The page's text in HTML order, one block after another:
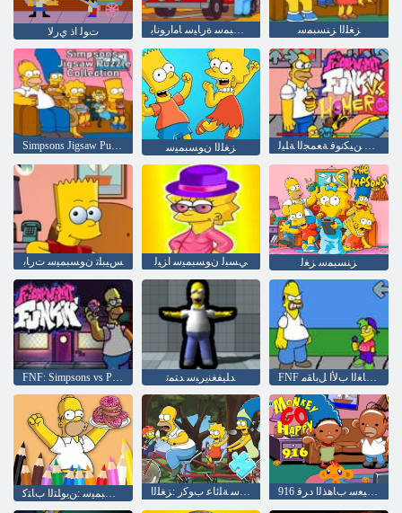
ﺕﻮﻟ ﺍﺫ ﻱﺭﻻ ﺰﻨﺴﺒﻤﺳ ﺓﺭﺎﻴﺳ ﺎﻣﺍﺭﻮﻧﺎﺑ ﺰﻐﻠﻟﺍ ﺰﻨﺴﺒﻤﺳ
Simpsons Jigsaw Puzzle ﺔﻋﻮﻤﺠﻣ ﺰﻐﻠﻟﺍ ﻥﻮﺴﺒﻤﻴﺳ ﻭﺮﻴﻣﻮﻫ ﻞﺑﺎﻘﻣ ﻦﻴﻜﻧﻮﻓ ﺔﻌﻤﺠﻟﺍ ﺔﻠﻴﻟ
ﺲﻴﺒﻠﺗ ﻥﻮﺴﺒﻤﻴﺳ ﺕﺭﺎﺑ ﻲﺴﺒﻟ ﻥﻮﺴﺒﻤﻴﺳ ﺍﺰﻴﻟ ﺰﻨﺴﺒﻤﺳ ﺰﻐﻟ
FNF: Simpsons vs Peppa Pig ﺔﻠﺋﺎﻋ ﻲﺴﻓﺎﻨﻣ ﺪﻠﻴﻔﻐﻨﻳﺮﺒﺳ ﺪﺘﻤﺗ FNF ﺐﺿﺎﻐﻟﺍ ﺏﻷ ﺍ ﻞﺑﺎﻘﻣ
ﻥﻮﺴﺒﻤﻴﺳ ﺔﻠﺋﺎﻋ ﺏﻮﻛﺭ :ﺰﻐﻠﻟﺍ 916 ﺔﻠﺣﺮﻤﻟﺍ ﺪﻴﻌﺳ ﺏﺎﻫﺬﻟﺍ ﺩﺮﻗ